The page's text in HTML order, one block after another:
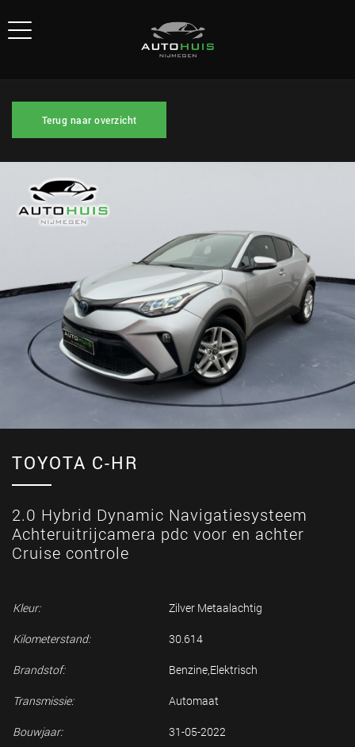
Terug naar overzicht
TOYOTA C-HR
2.0 Hybrid Dynamic Navigatiesysteem
Achteruitrijcamera pdc voor en achter
Cruise controle
Kleur: Zilver Metaalachtig
Kilometerstand: 30.614
Brandstof: Benzine,Elektrisch
Transmissie: Automaat
Bouwjaar: 31-05-2022